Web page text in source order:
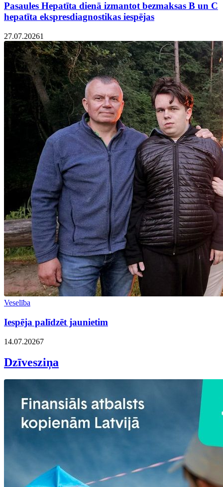
Pasaules Hepatīta dienā izmantot bezmaksas B un C
hepatīta ekspresdiagnostikas iespējas
27.07.20261
Veselība
Iespēja palīdzēt jaunietim
14.07.20267
Dzīvesziņa